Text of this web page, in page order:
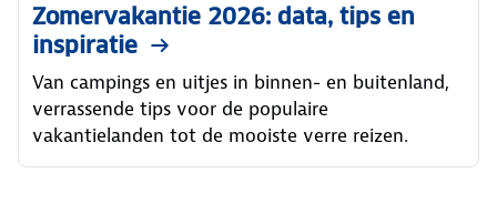
Zomervakantie 2026: data, tips en
inspiratie
Van campings en uitjes in binnen- en buitenland,
verrassende tips voor de populaire
vakantielanden tot de mooiste verre reizen.